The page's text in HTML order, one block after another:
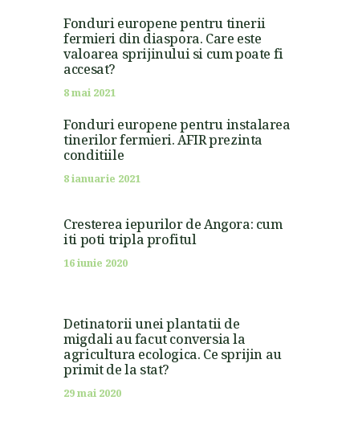
Fonduri europene pentru tinerii
fermieri din diaspora. Care este
valoarea sprijinului si cum poate fi
accesat?
8 mai 2021
Fonduri europene pentru instalarea
tinerilor fermieri. AFIR prezinta
conditiile
8 ianuarie 2021
Cresterea iepurilor de Angora: cum
iti poti tripla profitul
16 iunie 2020
Detinatorii unei plantatii de
migdali au facut conversia la
agricultura ecologica. Ce sprijin au
primit de la stat?
29 mai 2020